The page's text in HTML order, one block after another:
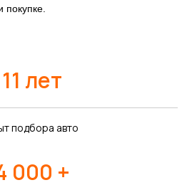
покупке.
11 лет
подбора авто
000 +